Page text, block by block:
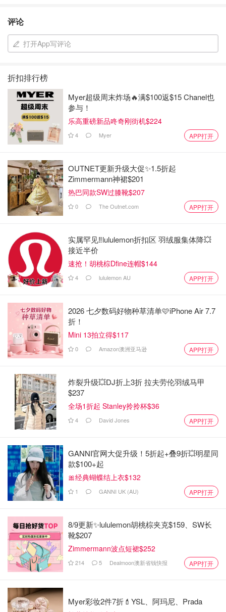
评论
打开App写评论
折扣排行榜
Myer超级周末炸场🔥满$100返$15 Chanel也
参与！
乐高重磅新品咚奇刚街机$224
4 Myer APP打开
OUTNET更新升级大促✨1.5折起
Zimmermann神裙$201
热巴同款SW过膝靴$207
0 The Outnet.com APP打开
实属罕见‼️lululemon折扣区 羽绒服集体降💥
接近半价
速抢！胡桃棕Dfine连帽$144
4 lululemon AU APP打开
2026 七夕数码好物种草清单🩷iPhone Air 7.7
折！
Mini 13拍立得$117
0 Amazon澳洲亚马逊 APP打开
炸裂升级💥DJ折上3折 拉夫劳伦羽绒马甲
$237
全场1折起 Stanley拎拎杯$36
4 David Jones APP打开
GANNI官网大促升级！5折起+叠9折💥明星同
款$100+起
🎀经典蝴蝶结上衣$132
1 GANNI UK (AU) APP打开
8/9更新✨lululemon胡桃棕夹克$159、SW长
靴$207
Zimmermann波点短裙$252
214 5 Dealmoon澳新省钱快报 APP打开
Myer彩妆2件7折💄YSL、阿玛尼、Prada